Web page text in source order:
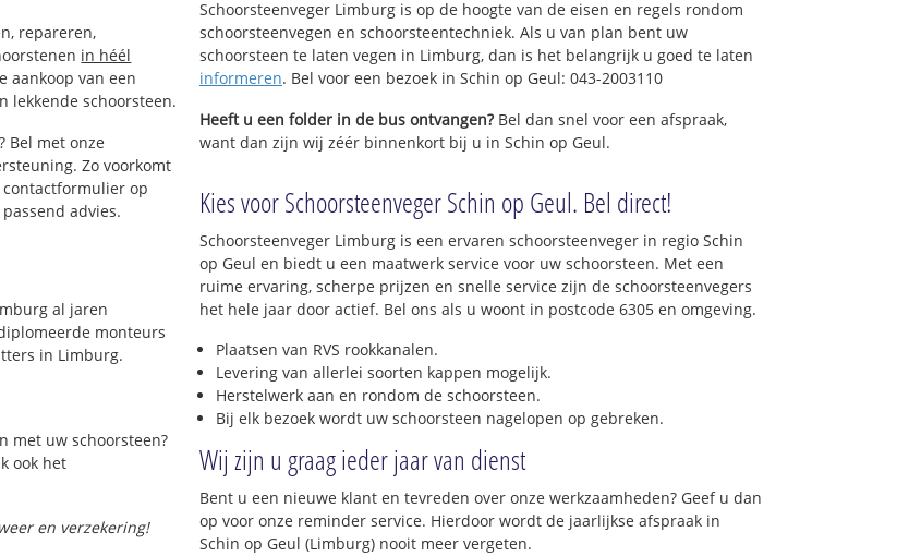
repareren,
in héél
aankoop van een
lekkende schoorsteen.
Bel met onze
Zo voorkomt
op
advies.
al jaren
monteurs
in Limburg.
met uw schoorsteen?
ook het
en verzekering!
Schoorsteenveger Limburg is op de hoogte van de eisen en regels rondom
schoorsteenvegen en schoorsteentechniek. Als u van plan bent uw
schoorsteen te laten vegen in Limburg, dan is het belangrijk u goed te laten
informeren. Bel voor een bezoek in Schin op Geul: 043-2003110
Heeft u een folder in de bus ontvangen?Bel dan snel voor een afspraak,
want dan zijn wij zéér binnenkort bij u in Schin op Geul.
Kies voor Schoorsteenveger Schin op Geul. Bel direct!
Schoorsteenveger Limburg is een ervaren schoorsteenveger in regio Schin
op Geul en biedt u een maatwerk service voor uw schoorsteen. Met een
ruime ervaring, scherpe prijzen en snelle service zijn de schoorsteenvegers
het hele jaar door actief. Bel ons als u woont in postcode 6305 en omgeving.
Plaatsen van RVS rookkanalen.
Levering van allerlei soorten kappen mogelijk.
Herstelwerk aan en rondom de schoorsteen.
Bij elk bezoek wordt uw schoorsteen nagelopen op gebreken.
Wij zijn u graag ieder jaar van dienst
Bent u een nieuwe klant en tevreden over onze werkzaamheden? Geef u dan
op voor onze reminder service. Hierdoor wordt de jaarlijkse afspraak in
Schin op Geul (Limburg) nooit meer vergeten.